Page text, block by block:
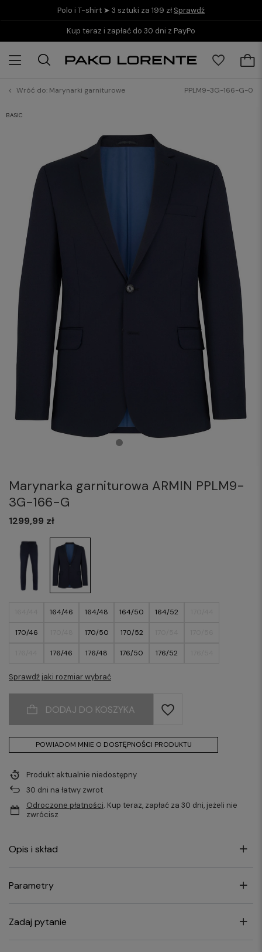
Polo i T-shirt ➤ 3 sztuki za 199 zł Sprawdź
Kup teraz i zapłać do 30 dni z PayPo
Wróć do: Marynarki garniturowe PPLM9-3G-166-G-0
BASIC
Marynarka garniturowa ARMIN PPLM9-
3G-166-G
164/46 164/48 164/50 164/52
170/46 170/50 170/52
176/46 176/48 176/50 176/52
176/56 176/58 176/60
182/48 182/50 182/52 182/54
182/60 182/62 182/64 188/50 188/52
188/56 188/58 188/60 188/62 188/64
Sprawdź jaki rozmiar wybrać
1299,99 zł
DODAJ DO KOSZYKA
POWIADOM MNIE O DOSTĘPNOŚCI PRODUKTU
Produkt aktualnie niedostępny
30 dni na łatwy zwrot
Odroczone płatności. Kup teraz, zapłać za 30 dni, jeżeli nie
zwrócisz
Opis i skład
Parametry
Zadaj pytanie